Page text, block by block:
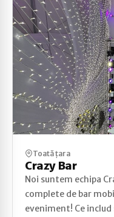
Toată țara
Crazy Bar
Noi suntem echipa
complete de bar
eveniment! Ce